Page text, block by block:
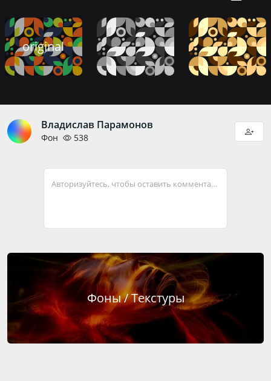
original
Владислав Парамонов
Фон 538
Авторизуйтесь, чтобы оставить комментарий
Фоны / Текстуры